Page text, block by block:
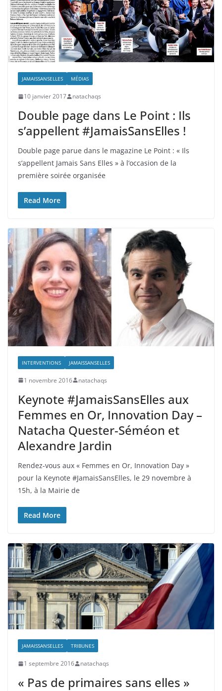
JAMAISSANSELLES MÉDIAS
10 janvier 2017 natachaqs
Double page dans Le Point : Ils
s’appellent #JamaisSansElles !
Double page parue dans le magazine Le Point : « Ils
s’appellent Jamais Sans Elles » à l’occasion de la
première soirée organisée
Read More
INTERVENTIONS JAMAISSANSELLES
1 novembre 2016 natachaqs
Keynote #JamaisSansElles aux
Femmes en Or, Innovation Day –
Natacha Quester-Séméon et
Alexandre Jardin
Rendez-vous aux « Femmes en Or, Innovation Day »
pour la Keynote #JamaisSansElles, le 29 novembre à
15h, à la Mairie de
Read More
JAMAISSANSELLES TRIBUNES
1 septembre 2016 natachaqs
« Pas de primaires sans elles »